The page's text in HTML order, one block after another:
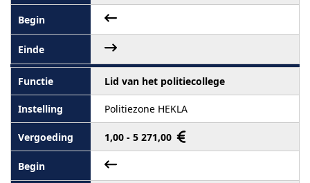
Lid van het politiecollege
Politiezone HEKLA
1,00 - 5 271,00